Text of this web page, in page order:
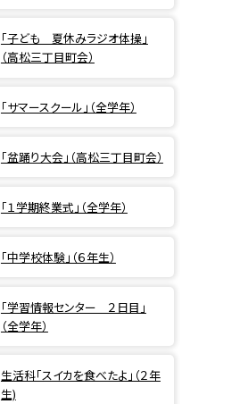
「子ども 夏休みラジオ体操」
（高松三丁目町会）
「サマースクール」（全学年）
「盆踊り大会」（高松三丁目町会）
「１学期終業式」（全学年）
「中学校体験」（６年生）
「学習情報センター ２日目」
（全学年）
生活科「スイカを食べたよ」（２年
生)